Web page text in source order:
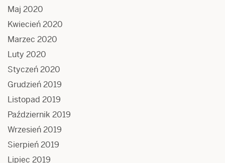
Maj 2020
Kwiecień 2020
Marzec 2020
Luty 2020
Styczeń 2020
Grudzień 2019
Listopad 2019
Październik 2019
Wrzesień 2019
Sierpień 2019
Lipiec 2019